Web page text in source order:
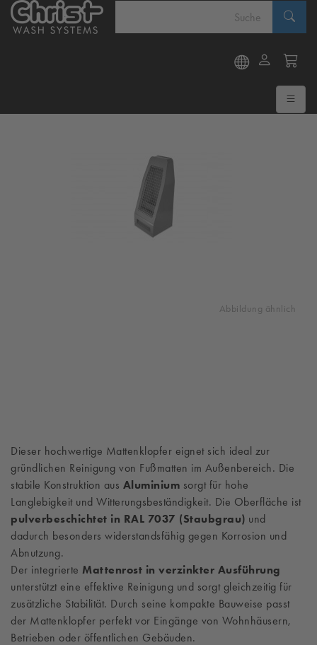
Abbildung ähnlich
Dieser hochwertige Mattenklopfer eignet sich ideal zur
gründlichen Reinigung von Fußmatten im Außenbereich. Die
stabile Konstruktion aus Aluminium sorgt für hohe
Langlebigkeit und Witterungsbeständigkeit. Die Oberfläche ist
pulverbeschichtet in RAL 7037 (Staubgrau) und
dadurch besonders widerstandsfähig gegen Korrosion und
Abnutzung.
Der integrierte Mattenrost in verzinkter Ausführung
unterstützt eine effektive Reinigung und sorgt gleichzeitig für
zusätzliche Stabilität. Durch seine kompakte Bauweise passt
der Mattenklopfer perfekt vor Eingänge von Wohnhäusern,
Betrieben oder öffentlichen Gebäuden.